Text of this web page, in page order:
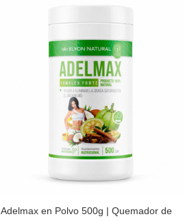
Adelmax en Polvo 500g | Quemador de